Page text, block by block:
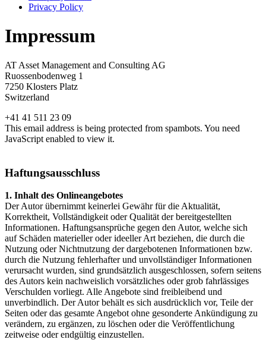
Privacy Policy
Impressum
AT Asset Management and Consulting AG
Ruossenbodenweg 1
7250 Klosters Platz
Switzerland
+41 41 511 23 09
This email address is being protected from spambots. You need
JavaScript enabled to view it.
Haftungsausschluss
1. Inhalt des Onlineangebotes
Der Autor übernimmt keinerlei Gewähr für die Aktualität,
Korrektheit, Vollständigkeit oder Qualität der bereitgestellten
Informationen. Haftungsansprüche gegen den Autor, welche sich
auf Schäden materieller oder ideeller Art beziehen, die durch die
Nutzung oder Nichtnutzung der dargebotenen Informationen bzw.
durch die Nutzung fehlerhafter und unvollständiger Informationen
verursacht wurden, sind grundsätzlich ausgeschlossen, sofern seitens
des Autors kein nachweislich vorsätzliches oder grob fahrlässiges
Verschulden vorliegt. Alle Angebote sind freibleibend und
unverbindlich. Der Autor behält es sich ausdrücklich vor, Teile der
Seiten oder das gesamte Angebot ohne gesonderte Ankündigung zu
verändern, zu ergänzen, zu löschen oder die Veröffentlichung
zeitweise oder endgültig einzustellen.